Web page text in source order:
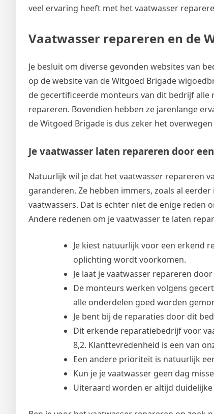
veel ervaring heeft met het vaatwasser
Vaatwasser repareren en de
Je besluit om diverse gevonden websites van
op de website van de Witgoed Brigade
de gecertificeerde monteurs van dit bedrijf alle
repareren. Bovendien hebben ze jarenlange
de Witgoed Brigade is dus zeker het
Je vaatwasser laten repareren door
Natuurlijk wil je dat het vaatwasser repareren
garanderen. Ze hebben immers, zoals al
vaatwassers. Dat is echter niet de enige
Andere redenen om je vaatwasser te laten
Je kiest natuurlijk voor een erkend
oplichting wordt voorkomen.
Je laat je vaatwasser repareren
De monteurs werken volgens
alle onderdelen goed worden
Je bent bij de reparaties door dit
Dit erkende reparatiebedrijf voor
8,2. Klanttevredenheid is een van
Een andere prioriteit is natuurlijk
Kun je je vaatwasser geen dag
Uiteraard worden er altijd